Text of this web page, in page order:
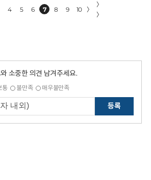
4 5 6 7 8 9 10 〉
〉
〉
소중한 의견 남겨주세요.
통 불만족 매우불만족
등록